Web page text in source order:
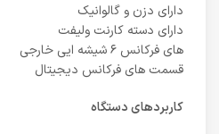
داراي دزن و گالوانيك
داراي دسته كارنت وليفت
هاي فركانس ٦ شيشه ايي خارجي
قسمت هاي فركانس ديجيتال
کاربردهای دستگاه